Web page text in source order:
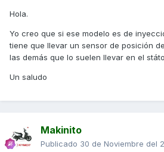
pero si en algun software especifico
elegir kymco pues igual explica algo
completo.por ejemplo el sensor de
etc
Hola.
Yo creo que si ese modelo es de
tiene que llevar un sensor de posición
las demás que lo suelen llevar en el
Un saludo
Makinito
Publicado 30 de Noviembre del